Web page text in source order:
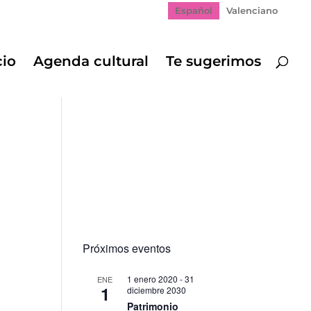
Español Valenciano
Agenda cultural Te sugerimos
Próximos eventos
ENE
1
1 enero 2020 -31
diciembre 2030
Patrimonio